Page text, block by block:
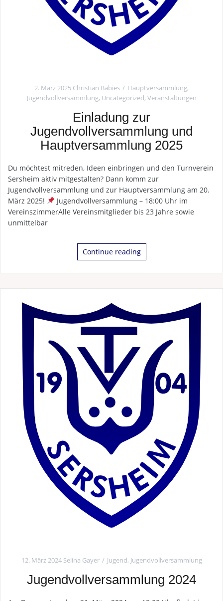
2. März 2025 Christian Babies Hauptversammlung,
Jugendvollversammlung, Uncategorized, Veranstaltungen
Einladung zur
Jugendvollversammlung und
Hauptversammlung 2025
Du möchtest mitreden, Ideen einbringen und den Turnverein
Sersheim aktiv mitgestalten? Dann komm zur
Jugendvollversammlung und zur Hauptversammlung am 20.
März 2025!
Jugendvollversammlung – 18:00 Uhr im
VereinszimmerAlle Vereinsmitglieder bis 23 Jahre sowie
unmittelbar
Continue reading
12. März 2024 Selina Gayer Jugend, Jugendvollversammlung
Jugendvollversammlung 2024